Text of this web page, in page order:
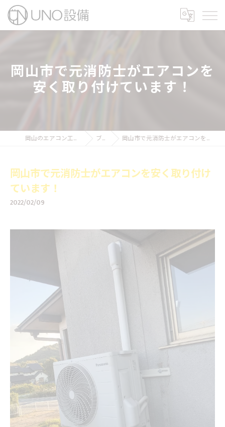
岡山市で元消防士がエアコンを
安く取り付けています！
岡山のエアコン工事ならUNO設備 ブログ 岡山市で元消防士がエアコンを安く取り付けています！
岡山市で元消防士がエアコンを安く取り付け
ています！
2022/02/09